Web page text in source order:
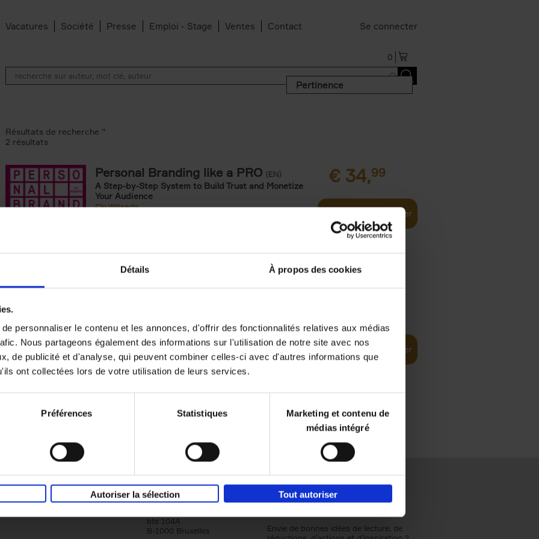
Détails À propos des cookies
personnaliser le contenu et les annonces, d'offrir des fonctionnalités relatives aux médias
Nous partageons également des informations sur l'utilisation de notre site avec nos
de publicité et d'analyse, qui peuvent combiner celles-ci avec d'autres informations que
ont collectées lors de votre utilisation de leurs services.
Préférences Statistiques
Marketing et contenu de
médias intégré
Autoriser la sélection Tout autoriser
Vacatures Société Presse Emploi - Stage Ventes Contact Se connecter
0
Pertinence
Résultats de recherche ''
2 résultats
Personal Branding like a PRO (EN)
A Step-by-Step System to Build Trust and Monetize
Your Audience
Clo Willaerts
€ 34,99
Ajouter au panier
Planning to Promoting
Clo Willaerts
Couverture souple
352 Ajouter au panier
Société
Qui sommes-nous?
Éditions Racine
Tour & Taxis
bte 104A
B-1000 Bruxelles
Envie de bonnes idées de lecture, de